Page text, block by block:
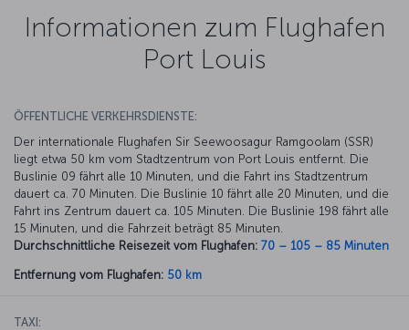
Informationen zum Flughafen
Port Louis
ÖFFENTLICHE VERKEHRSDIENSTE:
Der internationale Flughafen Sir Seewoosagur Ramgoolam (SSR)
liegt etwa 50 km vom Stadtzentrum von Port Louis entfernt. Die
Buslinie 09 fährt alle 10 Minuten, und die Fahrt ins Stadtzentrum
dauert ca. 70 Minuten. Die Buslinie 10 fährt alle 20 Minuten, und die
Fahrt ins Zentrum dauert ca. 105 Minuten. Die Buslinie 198 fährt alle
15 Minuten, und die Fahrzeit beträgt 85 Minuten.
Durchschnittliche Reisezeit vom Flughafen: 70 – 105 – 85 Minuten
Entfernung vom Flughafen: 50 km
TAXI: